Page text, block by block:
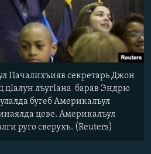
Пачалихъияв секретарь Джон
цIалун лъугIана барав Эндрю
бугеб Америкалъул
цеве. Америкалъул
руго сверухъ. (Reuters)